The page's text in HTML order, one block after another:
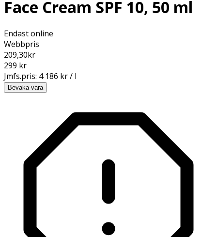
Face Cream SPF 10, 50 ml
Endast online
Webbpris
209,30kr
299 kr
Jmfs.pris: 4 186 kr / l
Bevaka vara